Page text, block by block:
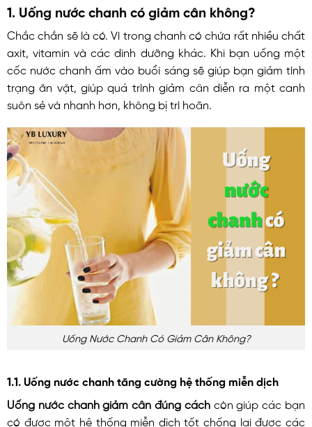
1. Uống nước chanh có giảm cân không?
Chắc chắn sẽ là có. Vì trong chanh có chứa rất nhiều chất
axit, vitamin và các dinh dưỡng khác. Khi bạn uống một
cốc nước chanh ấm vào buổi sáng sẽ giúp bạn giảm tình
trạng ăn vặt, giúp quá trình giảm cân diễn ra một canh
suôn sẻ và nhanh hơn, không bị trì hoãn.
Uống Nước Chanh Có Giảm Cân Không?
1.1. Uống nước chanh tăng cường hệ thống miễn dịch
Uống nước chanh giảm cân đúng cáchcòn giúp các bạn
có được một hệ thống miễn dịch tốt chống lại được các